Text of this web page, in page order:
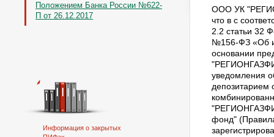
Положением Банка России №622-
П от 26.12.2017
Информация о закрытых
ООО УК
что в с
2.2 статьи 32
№156-ФЗ «Об
основании
уведомления
депозитарием
фонд"